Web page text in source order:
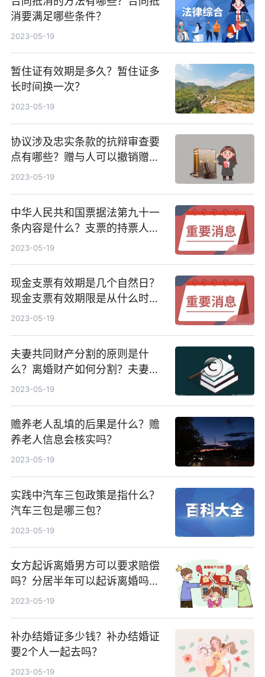
消要满足哪些条件？
2023-05-19
暂住证有效期是多久？暂住证多
长时间换一次？
2023-05-19
协议涉及忠实条款的抗辩审查要
点有哪些？赠与人可以撤销赠与
吗？
2023-05-19
中华人民共和国票据法第九十一
条内容是什么？支票的持票人应
当自出票日起几日内提示付款？
2023-05-19
现金支票有效期是几个自然日？
现金支票有效期限是从什么时候
开始算起的？
2023-05-19
夫妻共同财产分割的原则是什
么？离婚财产如何分割？夫妻共
同财产分割方式有哪些？
2023-05-19
赡养老人乱填的后果是什么？赡
养老人信息会核实吗？
2023-05-19
实践中汽车三包政策是指什么？
汽车三包是哪三包？
2023-05-19
女方起诉离婚男方可以要求赔偿
吗？分居半年可以起诉离婚吗？
起诉离婚的条件有哪些？
2023-05-19
补办结婚证多少钱？补办结婚证
要2个人一起去吗？
2023-05-19